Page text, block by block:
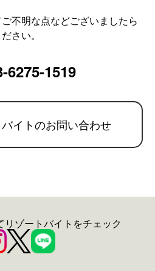
不明な点などございましたら
さい。
6275-1519
イトのお問い合わせ
ゾートバイトをチェック